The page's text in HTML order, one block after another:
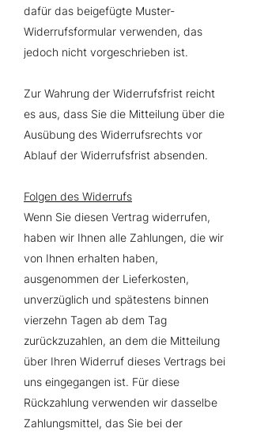
dafür das beigefügte Muster-
Widerrufsformular verwenden, das
jedoch nicht vorgeschrieben ist.
Zur Wahrung der Widerrufsfrist reicht
es aus, dass Sie die Mitteilung über die
Ausübung des Widerrufsrechts vor
Ablauf der Widerrufsfrist absenden.
Folgen des Widerrufs
Wenn Sie diesen Vertrag widerrufen,
haben wir Ihnen alle Zahlungen, die wir
von Ihnen erhalten haben,
ausgenommen der Lieferkosten,
unverzüglich und spätestens binnen
vierzehn Tagen ab dem Tag
zurückzuzahlen, an dem die Mitteilung
über Ihren Widerruf dieses Vertrags bei
uns eingegangen ist. Für diese
Rückzahlung verwenden wir dasselbe
Zahlungsmittel, das Sie bei der